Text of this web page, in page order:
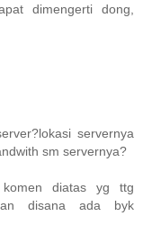
dimengerti dong,
servernya
sm servernya?
diatas yg ttg
disana ada byk